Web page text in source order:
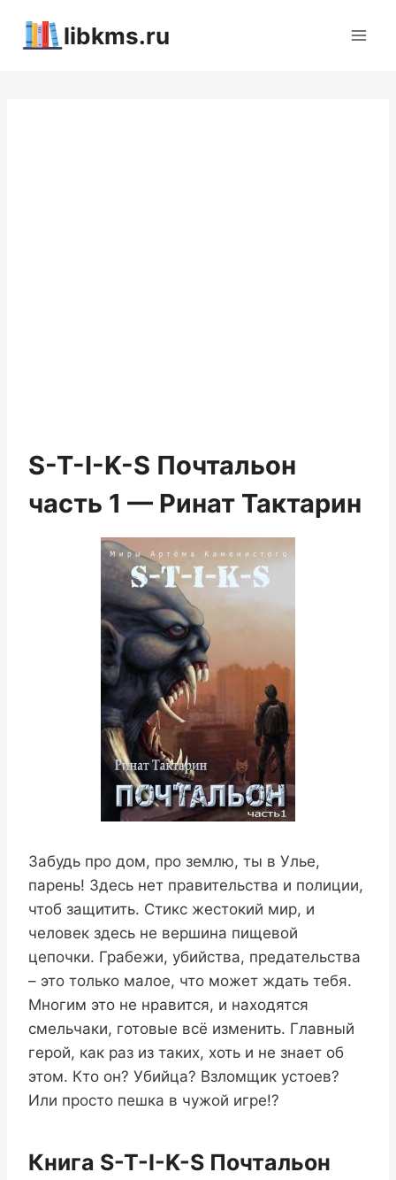
libkms.ru
S-T-I-K-S Почтальон
часть 1 — Ринат Тактарин
Забудь про дом, про землю, ты в Улье,
парень! Здесь нет правительства и полиции,
чтоб защитить. Стикс жестокий мир, и
человек здесь не вершина пищевой
цепочки. Грабежи, убийства, предательства
– это только малое, что может ждать тебя.
Многим это не нравится, и находятся
смельчаки, готовые всё изменить. Главный
герой, как раз из таких, хоть и не знает об
этом. Кто он? Убийца? Взломщик устоев?
Или просто пешка в чужой игре!?
Книга S-T-I-K-S Почтальон